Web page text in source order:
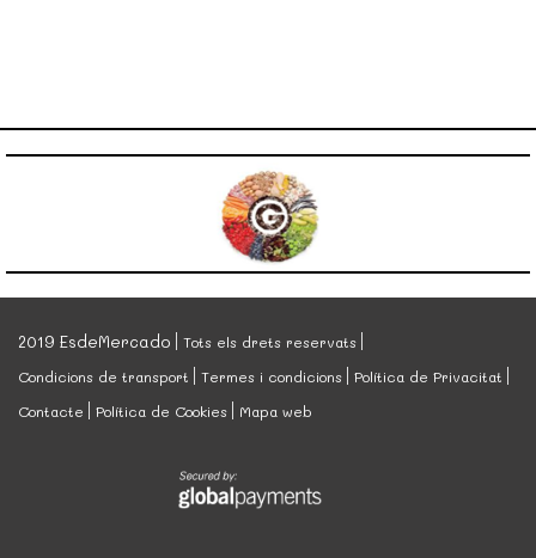
2019 EsdeMercado
Tots els drets reservats
Condicions de transport
Termes i condicions
Política de Privacitat
Contacte
Política de Cookies Mapa web